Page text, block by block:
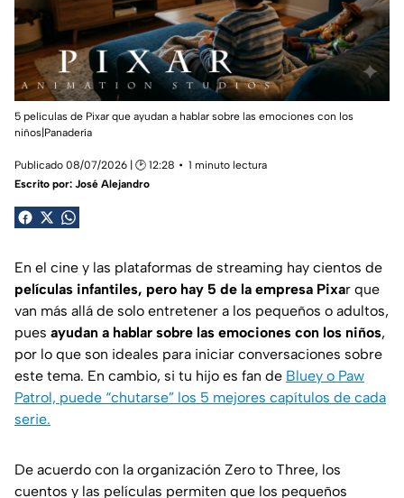
5 películas de Pixar que ayudan a hablar sobre las emociones con los
niños|Panadería
Publicado 08/07/2026 | 🕑 12:28
1 minuto lectura
Escrito por: José Alejandro
En el cine y las plataformas de streaming hay cientos de
películas infantiles, pero hay 5 de la empresa Pixar que
van más allá de solo entretener a los pequeños o adultos,
pues ayudan a hablar sobre las emociones con los niños,
por lo que son ideales para iniciar conversaciones sobre
este tema. En cambio, si tu hijo es fan de Bluey o Paw
Patrol, puede “chutarse” los 5 mejores capítulos de cada
serie.
De acuerdo con la organización Zero to Three, los
cuentos y las películas permiten que los pequeños